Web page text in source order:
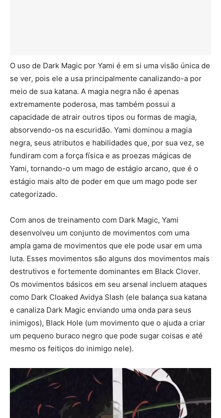
O uso de Dark Magic por Yami é em si uma visão única de
se ver, pois ele a usa principalmente canalizando-a por
meio de sua katana. A magia negra não é apenas
extremamente poderosa, mas também possui a
capacidade de atrair outros tipos ou formas de magia,
absorvendo-os na escuridão. Yami dominou a magia
negra, seus atributos e habilidades que, por sua vez, se
fundiram com a força física e as proezas mágicas de
Yami, tornando-o um mago de estágio arcano, que é o
estágio mais alto de poder em que um mago pode ser
categorizado.
Com anos de treinamento com Dark Magic, Yami
desenvolveu um conjunto de movimentos com uma
ampla gama de movimentos que ele pode usar em uma
luta. Esses movimentos são alguns dos movimentos mais
destrutivos e fortemente dominantes em Black Clover.
Os movimentos básicos em seu arsenal incluem ataques
como Dark Cloaked Avidya Slash (ele balança sua katana
e canaliza Dark Magic enviando uma onda para seus
inimigos), Black Hole (um movimento que o ajuda a criar
um pequeno buraco negro que pode sugar coisas e até
mesmo os feitiços do inimigo nele).